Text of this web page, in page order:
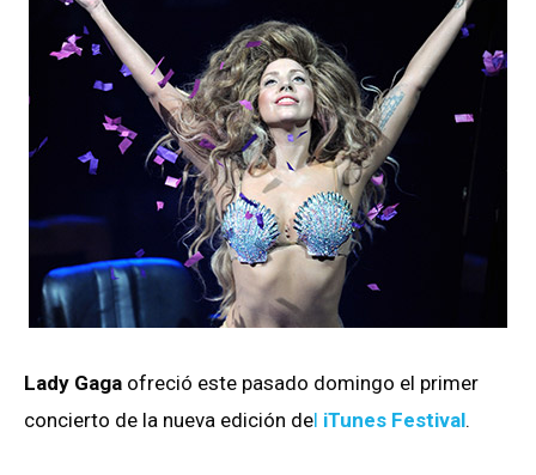
Lady Gaga ofreció este pasado domingo el primer
concierto de la nueva edición del iTunes Festival.